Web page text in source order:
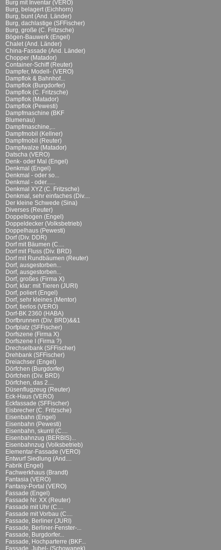
Burg mit Inventar (VERO)
Burg, belagert (Eichhorn)
Burg, bunt (And. Länder)
Burg, dachlastige (SFFischer)
Burg, große (C. Fritzsche)
Bögen-Bauwerk (Engel)
Chalet (And. Länder)
China-Fassade (And. Länder)
Chopper (Matador)
Container-Schiff (Reuter)
Dampfer, Modell- (VERO)
Dampflok & Bahnhof...
Dampflok (Burgdorfer)
Dampflok (C. Fritzsche)
Dampflok (Matador)
Dampflok (Pewesti)
Dampfmaschine (BKF
Blumenau)
Dampfmaschine,...
Dampfmobil (Kellner)
Dampfmobil (Reuter)
Dampfwalze (Matador)
Datscha (VERO)
Denk- oder Mal (Engel)
Denkmal (Engel)
Denkmal - oder so...
Denkmal - oder......
Denkmal XYZ (C. Fritzsche)
Denkmal, sehr einfaches (Div....
Der kleine Schwede (Sina)
Diverses (Reuter)
Doppelbogen (Engel)
Doppeldecker (Volksbetrieb)
Doppelhaus (Pewesti)
Dorf (Div. DDR)
Dorf mit Bäumen (C....
Dorf mit Fluss (Div. BRD)
Dorf mit Rundbäumen (Reuter)
Dorf, ausgestorben...
Dorf, ausgestorben...
Dorf, großes (Firma X)
Dorf, klar: mit Tieren (JURI)
Dorf, poliert (Engel)
Dorf, sehr kleines (Mentor)
Dorf, tierlos (VERO)
Dorf-BK 2360 (HABA)
Dorfbrunnen (Div. BRD)&&1
Dorfplatz (SFFischer)
Dorfszene (Firma X)
Dorfszene I (Firma ?)
Drechselbank (SFFischer)
Drehbank (SFFischer)
Dreiachser (Engel)
Dörfchen (Burgdorfer)
Dörfchen (Div. BRD)
Dörfchen, das 2....
Düsenflugzeug (Reuter)
Eck-Haus (VERO)
Eckfassade (SFFischer)
Eisbrecher (C. Fritzsche)
Eisenbahn (Engel)
Eisenbahn (Pewesti)
Eisenbahn, skurril (C....
Eisenbahnzug (BERBIS)...
Eisenbahnzug (Volksbetrieb)
Elementar-Fassade (VERO)
Entwurf Siedlung (And....
Fabrik (Engel)
Fachwerkhaus (Brandt)
Fantasia (VERO)
Fantasy-Portal (VERO)
Fassade (Engel)
Fassade Nr. XX (Reuter)
Fassade mit Uhr (C....
Fassade mit Vorbau (C....
Fassade, Berliner (JURI)
Fassade, Berliner-Fenster-...
Fassade, Burgdorfer...
Fassade, Hochparterre (BKF...
Fassade, Jubel- (Schowanek)